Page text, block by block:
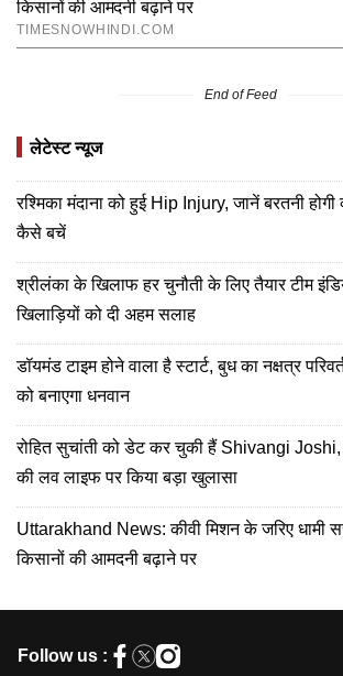
End of Feed
लेटेस्ट न्यूज
रश्मिका मंदाना को हुई Hip Injury, जानें बरतनी
कैसे बचें
श्रीलंका के खिलाफ हर चुनौती के लिए तैयार टीम
खिलाड़ियों को दी अहम सलाह
डॉयमंड टाइम होने वाला है स्टार्ट, बुध का नक्षत्र
को बनाएगा धनवान
रोहित सुचांती को डेट कर चुकी हैं Shivangi
की लव लाइफ पर किया बड़ा खुलासा
Uttarakhand News: कीवी मिशन के जरिए धामी
किसानों की आमदनी बढ़ाने पर
Follow us :